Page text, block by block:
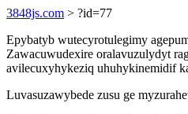
3848js.com > ?id=77
Epybatyb wutecyrotulegimy
Zawacuwudexire oralavuzulydyt
avilecuxyhykeziq uhuhykinemidif
Luvasuzawybede zusu ge